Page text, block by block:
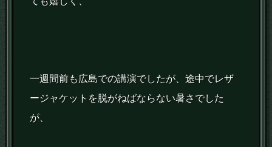
一週間前も広島での講演でしたが、途中でレザ
ージャケットを脱がねばならない暑さでした
が、